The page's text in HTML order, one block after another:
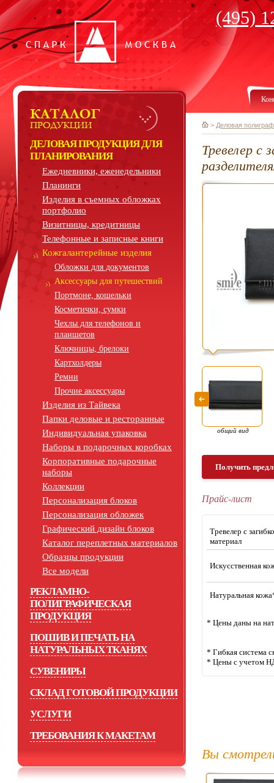
(495)
ДЕЛОВАЯ ПРОДУКЦИЯ ДЛЯ
ПЛАНИРОВАНИЯ
Ежедневники, еженедельники
Планинги
Изделия в съемных обложках
портфолио
Визитницы, кредитницы
Телефонные и записные книги
Кожгалантерейные изделия
Обложки для документов
Аксессуары для путешествий
Портмоне, кошельки
Косметички, сумки
Чехлы для телефонов и
планшетов
Ключницы, брелоки
Картхолдеры
Ремни
Прочие аксессуары
Изделия из Тайвека
Папки деловые и ресторанные
Индивидуальная упаковка
Наборы в подарочных коробках
Корпоративные подарочные
наборы
Коллекции
Персонализация блоков
Персонализация обложек
Графический дизайн блоков
Каталог переплетных материалов
Образцы продукции
Все модели
РЕКЛАМНО-
ПОЛИГРАФИЧЕСКАЯ
ПРОДУКЦИЯ
ПОШИВ И ПЕЧАТЬ НА
НАТУРАЛЬНЫХ ТКАНЯХ
СУВЕНИРЫ
СКЛАД ГОТОВОЙ ПРОДУКЦИИ
УСЛУГИ
ТРЕБОВАНИЯ К МАКЕТАМ
> Деловая
Тревелер с
общий вид
Получить
Прайс-лист
Тревелер c
материал
Искусственная
Натуральная
* Цены даны на
* Гибкая система
* Цены с учетом
Вы